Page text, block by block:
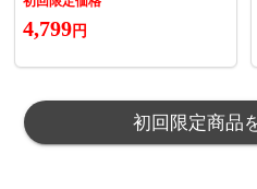
盛り 1kg（200g×5パック）送料
無料 〈※北海道・沖縄・東北6
県：追加送料必要〉
4,799円
初回限定商品